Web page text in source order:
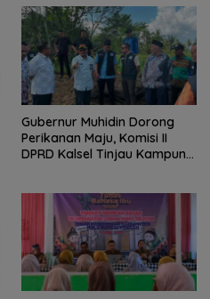
Gubernur Muhidin Dorong
Perikanan Maju, Komisi II
DPRD Kalsel Tinjau Kampung